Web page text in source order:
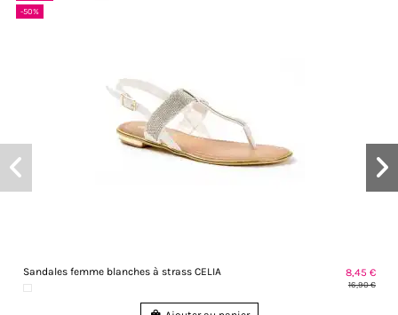
-50%
Sandales femme blanches à strass CELIA 8,45 €
16,90 €